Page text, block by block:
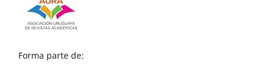
Forma parte de: